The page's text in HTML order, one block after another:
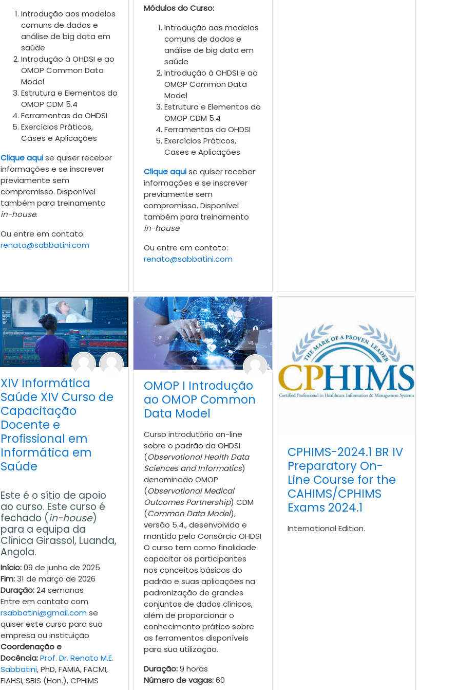
Introdução aos modelos
comuns de dados e
análise de big data em
saúde
Introdução à OHDSI e ao
OMOP Common Data
Model
Estrutura e Elementos do
OMOP CDM 5.4
Ferramentas da OHDSI
Exercícios Práticos,
Cases e Aplicações
Clique aquise quiser receber
informações e se inscrever
previamente sem
compromisso. Disponível
também para treinamento
in-house.
Ou entre em contato:
renato@sabbatini.com
Módulos do Curso:
Introdução aos modelos
comuns de dados e
análise de big data em
saúde
Introdução à OHDSI e ao
OMOP Common Data
Model
Estrutura e Elementos do
OMOP CDM 5.4
Ferramentas da OHDSI
Exercícios Práticos,
Cases e Aplicações
Clique aquise quiser receber
informações e se inscrever
previamente sem
compromisso. Disponível
também para treinamento
in-house.
Ou entre em contato:
renato@sabbatini.com
XIV Informática
Saúde XIV Curso de
Capacitação
Docente e
Profissional em
Informática em
Saúde
Este é o sítio de apoio
ao curso. Este curso é
fechado (in-house)
para a equipa da
Clínica Girassol, Luanda,
Angola.
Início:09 de junho de 2025
Fim:31 de março de 2026
Duração:24 semanas
Entre em contato com
rsabbatini@gmail.com se
quiser este curso para sua
empresa ou instituição
Coordenação e
Docência:Prof. Dr. Renato M.E.
Sabbatini, PhD, FAMIA, FACMI,
FIAHSI, SBIS (Hon.), CPHIMS
OMOP I Introdução
ao OMOP Common
Data Model
Curso introdutório on-line
sobre o padrão da OHDSI
(Observational Health Data
Sciences and Informatics)
denominado OMOP
(Observational Medical
Outcomes Partnership) CDM
(Common Data Model),
versão 5.4., desenvolvido e
mantido pelo Consórcio OHDSI
O curso tem como finalidade
capacitar os participantes
nos conceitos básicos do
padrão e suas aplicações na
padronização de grandes
conjuntos de dados clínicos,
além de proporcionar o
conhecimento prático sobre
as ferramentas disponíveis
para sua utilização.
Duração:9 horas
Número de vagas:60
CPHIMS-2024.1 BR IV
Preparatory On-
Line Course for the
CAHIMS/CPHIMS
Exams 2024.1
International Edition.